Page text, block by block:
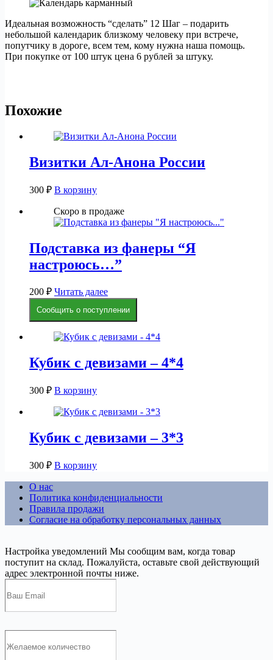
Идеальная возможность “сделать” 12 Шаг – подарить
небольшой календарик близкому человеку при встрече,
попутчику в дороге, всем тем, кому нужна наша помощь.
При покупке от 100 штук цена 6 рублей за штуку.
Похожие
Визитки Ал-Анона России
300 ₽ В корзину
Скоро в продаже
Подставка из фанеры “Я
настроюсь…”
200 ₽ Читать далее
Сообщить о поступлении
Кубик с девизами – 4*4
300 ₽ В корзину
Кубик с девизами – 3*3
300 ₽ В корзину
О нас
Политика конфиденциальности
Правила продажи
Согласие на обработку персональных данных
Настройка уведомлений Мы сообщим вам, когда товар
поступит на склад. Пожалуйста, оставьте свой действующий
адрес электронной почты ниже.